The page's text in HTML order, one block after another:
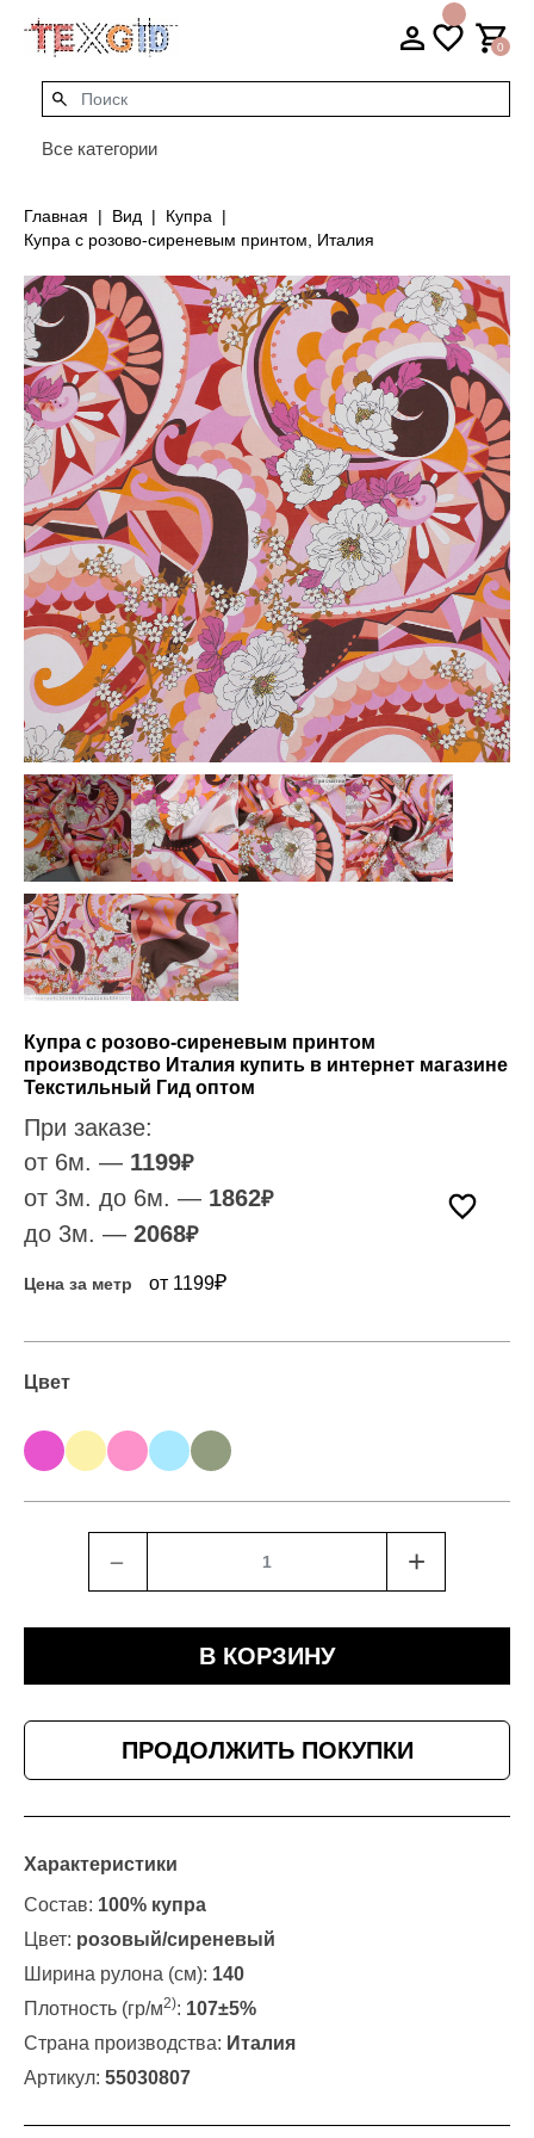
0
Все категории
Главная Вид
Купра
Купра с розово-сиреневым принтом, Италия
Купра с розово-сиреневым принтом
производство Италия купить в интернет магазине
Текстильный Гид оптом
При заказе:
от 6м. — 1199₽
от 3м. до 6м. — 1862₽
до 3м. — 2068₽
Цена за метр от 1199₽
Цвет
﹣ +
В КОРЗИНУ
ПРОДОЛЖИТЬ ПОКУПКИ
Характеристики
Состав: 100% купра
Цвет: розовый/сиреневый
Ширина рулона (см): 140
Плотность (гр/м2): 107±5%
Страна производства: Италия
Артикул: 55030807